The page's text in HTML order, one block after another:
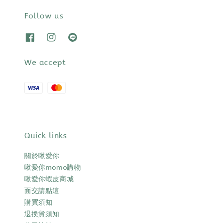
Follow us
We accept
Quick links
關於啾愛你
啾愛你momo購物
啾愛你蝦皮商城
面交請點這
購買須知
退換貨須知